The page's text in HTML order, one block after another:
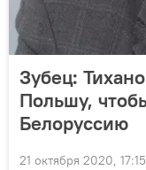
Зубец:
Польшу,
Белоруссию
21 октября 2020, 17:15